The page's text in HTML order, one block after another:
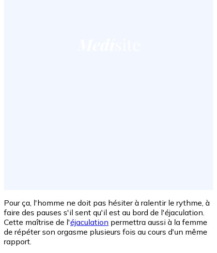
Pour ça, l'homme ne doit pas hésiter à ralentir le rythme, à
faire des pauses s'il sent qu'il est au bord de l'éjaculation.
Cette maîtrise de l'éjaculation permettra aussi à la femme
de répéter son orgasme plusieurs fois au cours d'un même
rapport.